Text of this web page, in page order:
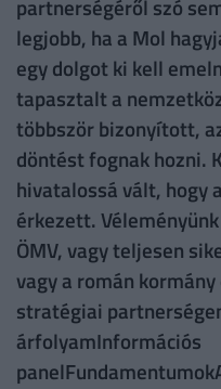
partnerségéről szó
legjobb, ha a Mol
egy dolgot ki kell
tapasztalt a
többször bizonyított,
döntést fognak hozni.
hivatalossá vált, hogy
érkezett.
ÖMV, vagy teljesen
vagy a román
stratégiai
árfolyamInformációs